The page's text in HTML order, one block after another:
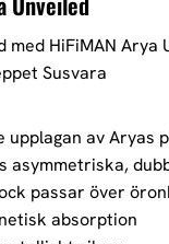
med HiFiMAN
Susvara
upplagan av Aryas
asymmetriska,
passar över
absorption